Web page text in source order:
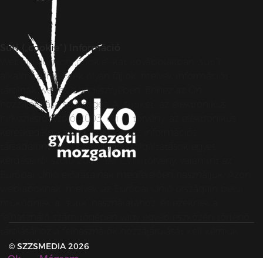
© SZZSMEDIA 2026
Süti („cookie”) Információ
Weboldalunkon „cookie”-kat (továbbiakban „süti”)
alkalmazunk. Ezek olyan fájlok, melyek információt
tárolnak webes böngészőjében. Ehhez az Ön
hozzájárulása szükséges. A „sütiket” az elektronikus
hírközlésről szóló 2003. évi C. törvény, az elektronikus
kereskedelmi szolgáltatások, az információs
társadalommal összefüggő szolgáltatások egyes
kérdéseiről szóló 2001. évi CVIII. törvény, valamint az